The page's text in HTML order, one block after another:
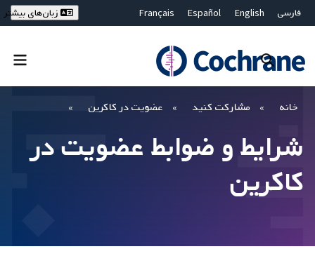
فارسی English
Español
Français
Bahasa Malaysia
ไทย
繁體中文
زبان‌های بیشتر
فیلترها خانه مشارکت کنید عضویت در کاکرین
شرایط و ضوابط عضویت در
کاکرین